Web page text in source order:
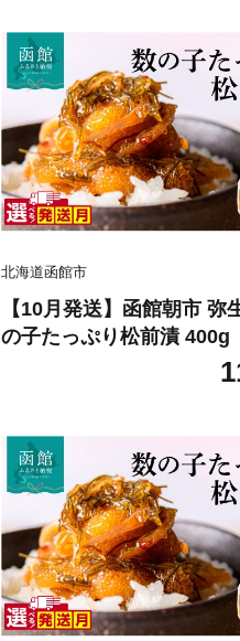
いか 昆布 解凍するだけ ご
おつまみ 酒の肴 おかず 冷
函館市 送料無料_HD032-
北海道函館市
【10月発送】函館朝市 弥
の子たっぷり松前漬 400g
パック） 選べる発送月 オ
秘伝のタレ 厳選 サイズ大
めいか 昆布 解凍するだけ
供 おつまみ 酒の肴 おかず
海道 函館市 送料無料
0